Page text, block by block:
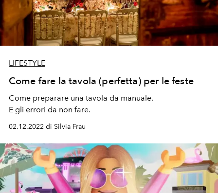
LIFESTYLE
Come fare la tavola (perfetta) per le feste
Come preparare una tavola da manuale.
E gli errori da non fare.
02.12.2022 di Silvia Frau